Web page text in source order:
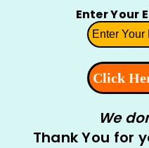
Enter Your
We
Thank You for